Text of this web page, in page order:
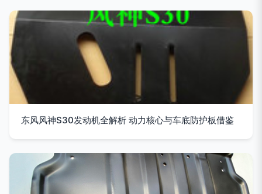
东风风神S30发动机全解析 动力核心与车底防护板借鉴